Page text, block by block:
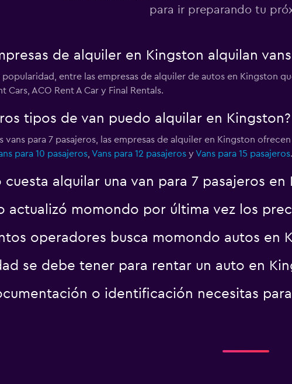
para ir preparando tu
de alquiler en Kingston alquilan
popularidad, entre las empresas de alquiler de autos en Kingston
Cars, ACO Rent A Car y Final Rentals.
tipos de van puedo alquilar en Kingston?
vans para 7 pasajeros, las empresas de alquiler en Kingston ofrecen
para 10 pasajeros, Vans para 12 pasajerosy Vans para 15 pasajeros.
cuesta alquilar una van para 7 pasajeros en
actualizó momondo por última vez los
operadores busca momondo autos en
se debe tener para rentar un auto en
o identificación necesitas